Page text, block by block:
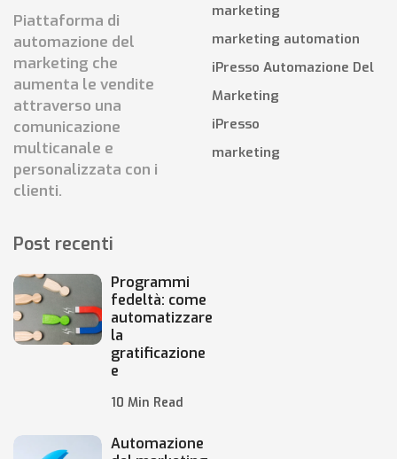
Piattaforma di
automazione del
marketing che
aumenta le vendite
attraverso una
comunicazione
multicanale e
personalizzata con i
clienti.
marketing
marketing automation
iPresso Automazione Del
Marketing
iPresso
marketing
Post recenti
Programmi
fedeltà: come
automatizzare
la
gratificazione
e
10 Min Read
Automazione